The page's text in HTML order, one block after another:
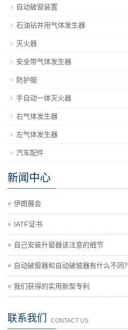
自动破窗装置
石油钻井用气体发生器
灭火器
安全带气体发生器
防护服
手自动一体灭火器
右气体发生器
左气体发生器
汽车配件
新闻中心
伊朗展会
IATF证书
自己安装升窗器该注意的细节
自动破窗器和自动破玻器有什么不同？
我们获得的实用新型专利
联系我们 CONTACT US